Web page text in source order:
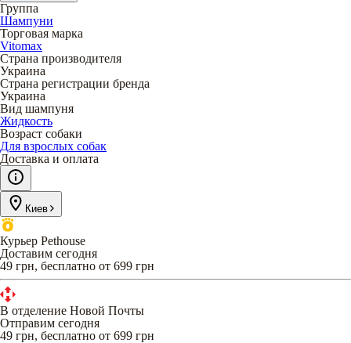
Группа
Шампуни
Торговая марка
Vitomax
Страна производителя
Украина
Страна регистрации бренда
Украина
Вид шампуня
Жидкость
Возраст собаки
Для взрослых собак
Доставка и оплата
Киев
Курьер Pethouse
Доставим сегодня
49 грн, бесплатно от 699 грн
В отделение Новой Почты
Отправим сегодня
49 грн, бесплатно от 699 грн